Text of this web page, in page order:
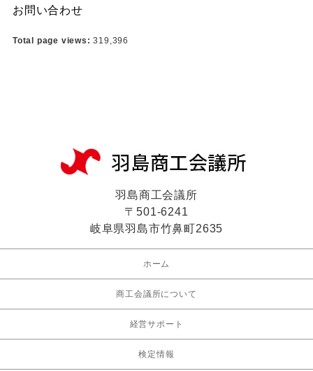
お問い合わせ
Total page views:319,396
羽島商工会議所
〒501-6241
岐阜県羽島市竹鼻町2635
ホーム
商工会議所について
経営サポート
検定情報